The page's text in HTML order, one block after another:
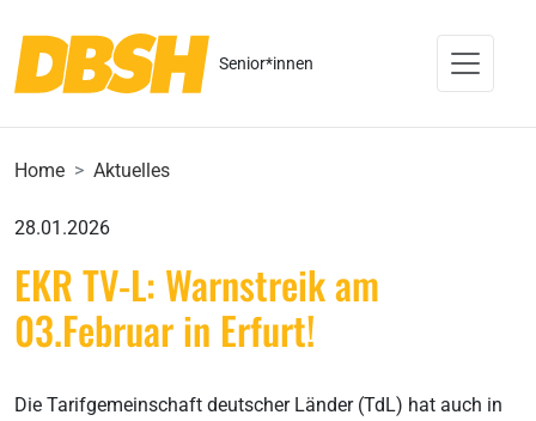
Senior*innen
Home Aktuelles
28.01.2026
EKR TV-L: Warnstreik am
03.Februar in Erfurt!
Die Tarifgemeinschaft deutscher Länder (TdL) hat auch in